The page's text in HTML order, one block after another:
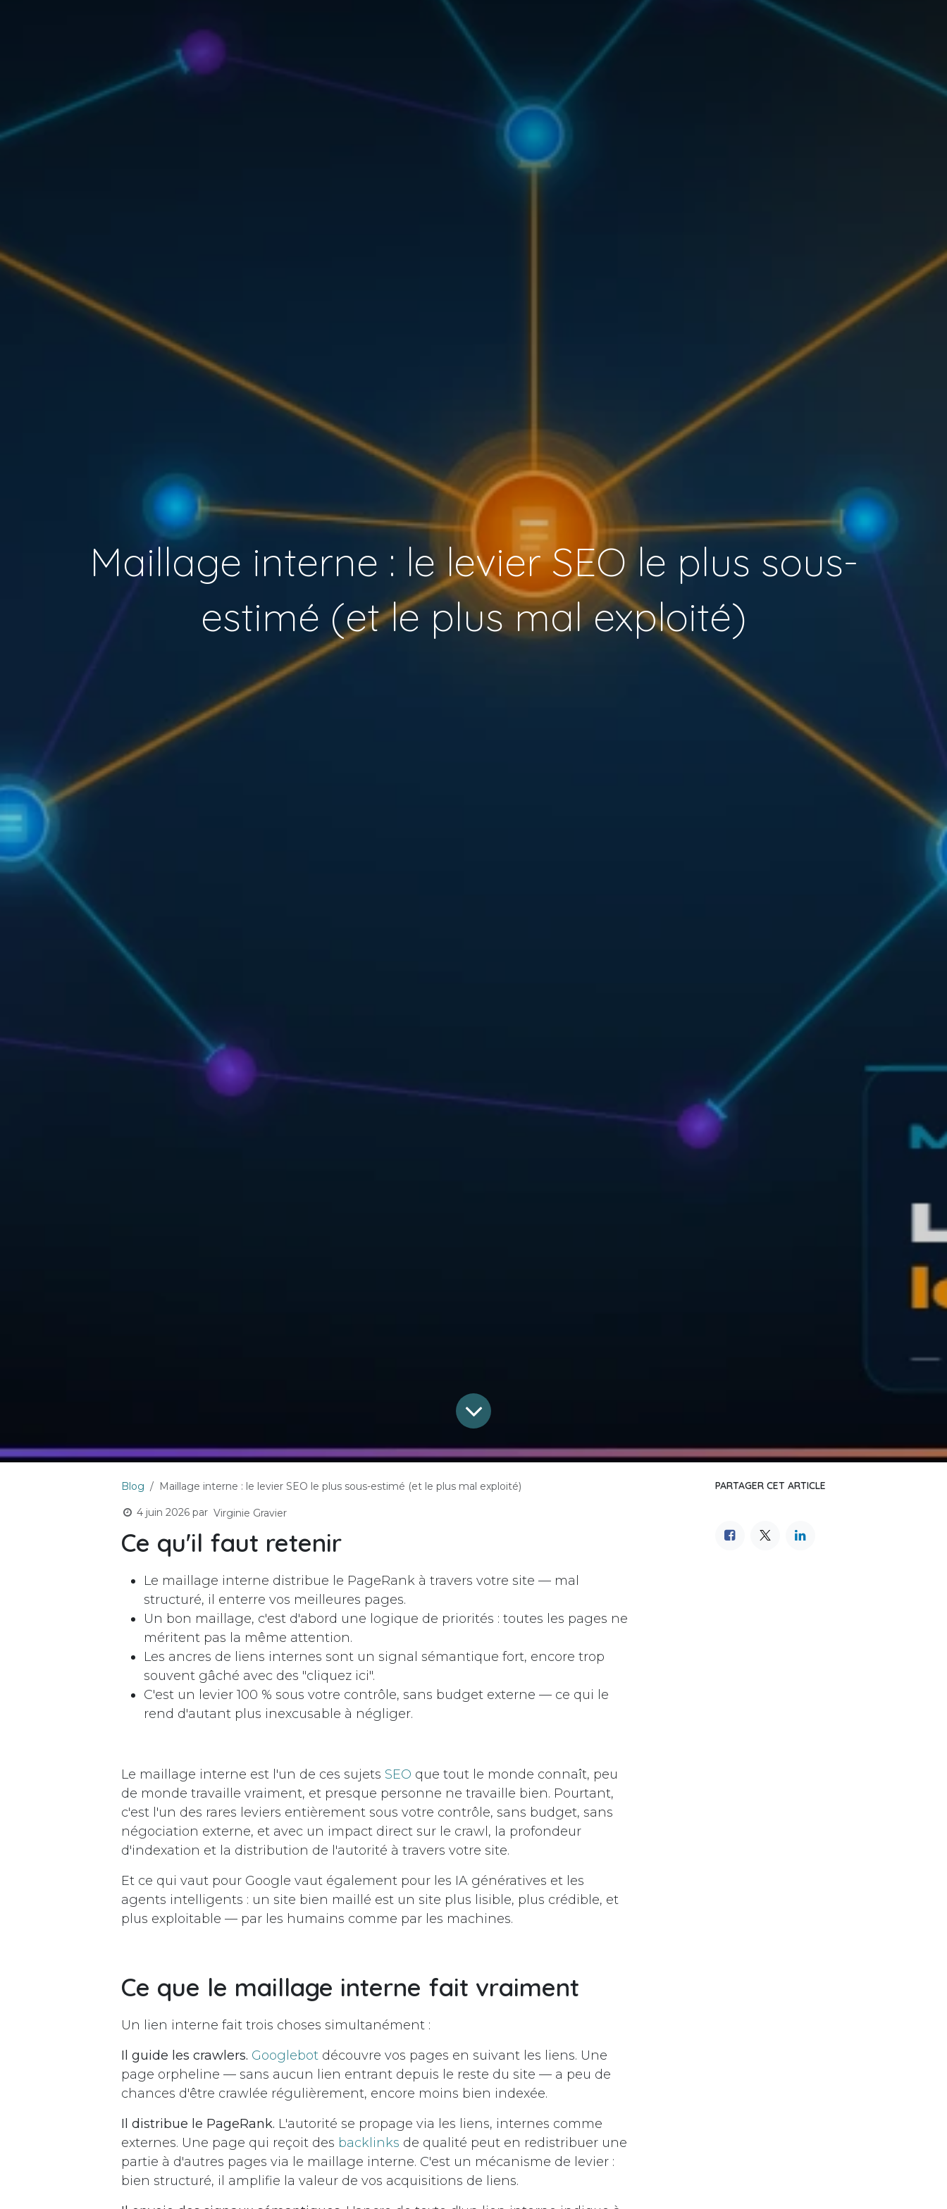
Maillage interne : le levier SEO le plus sous-
estimé (et le plus mal exploité)
Blog Maillage interne : le levier SEO le plus sous-estimé (et le plus mal exploité)
4 juin 2026 par Virginie Gravier
Ce qu'il faut retenir
Le maillage interne distribue le PageRank à travers votre site — mal
structuré, il enterre vos meilleures pages.
Un bon maillage, c'est d'abord une logique de priorités : toutes les pages ne
méritent pas la même attention.
Les ancres de liens internes sont un signal sémantique fort, encore trop
souvent gâché avec des "cliquez ici".
C'est un levier 100 % sous votre contrôle, sans budget externe — ce qui le
rend d'autant plus inexcusable à négliger.
Le maillage interne est l'un de ces sujets SEO que tout le monde connaît, peu
de monde travaille vraiment, et presque personne ne travaille bien. Pourtant,
c'est l'un des rares leviers entièrement sous votre contrôle, sans budget, sans
négociation externe, et avec un impact direct sur le crawl, la profondeur
d'indexation et la distribution de l'autorité à travers votre site.
Et ce qui vaut pour Google vaut également pour les IA génératives et les
agents intelligents : un site bien maillé est un site plus lisible, plus crédible, et
plus exploitable — par les humains comme par les machines.
Ce que le maillage interne fait vraiment
Un lien interne fait trois choses simultanément :
Il guide les crawlers. Googlebot découvre vos pages en suivant les liens. Une
page orpheline — sans aucun lien entrant depuis le reste du site — a peu de
chances d'être crawlée régulièrement, encore moins bien indexée.
Il distribue le PageRank. L'autorité se propage via les liens, internes comme
externes. Une page qui reçoit des backlinks de qualité peut en redistribuer une
partie à d'autres pages via le maillage interne. C'est un mécanisme de levier :
bien structuré, il amplifie la valeur de vos acquisitions de liens.
PARTAGER CET ARTICLE